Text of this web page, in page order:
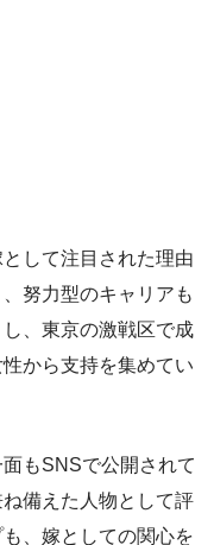
して注目された理由
努力型のキャリアも
、東京の激戦区で成
から支持を集めてい
もSNSで公開されて
備えた人物として評
、嫁としての関心を